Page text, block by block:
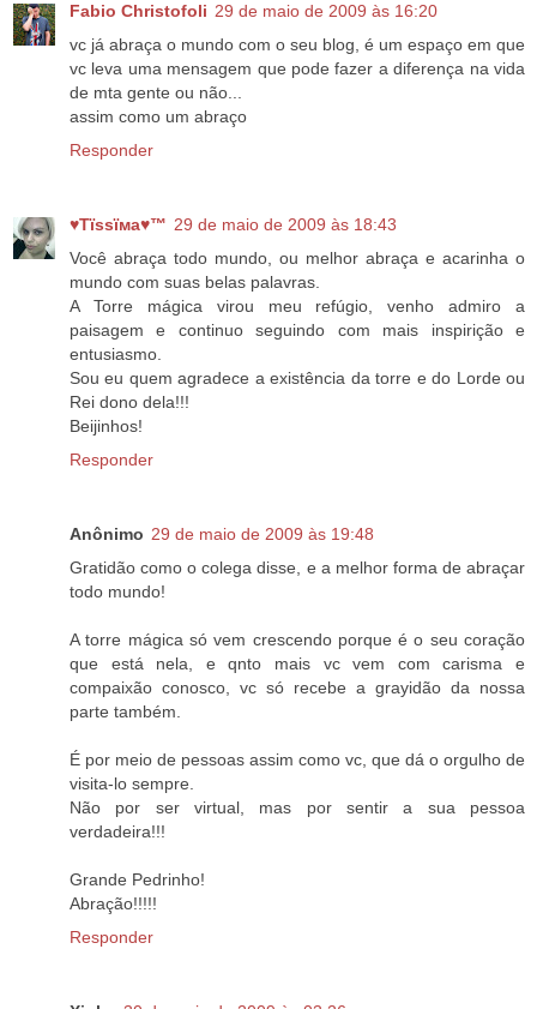
Fabio Christofoli 29 de maio de 2009 às 16:20
vc já abraça o mundo com o seu blog, é um espaço em que
vc leva uma mensagem que pode fazer a diferença na vida
de mta gente ou não...
assim como um abraço
Responder
♥Тїѕѕїмa♥™ 29 de maio de 2009 às 18:43
Você abraça todo mundo, ou melhor abraça e acarinha o
mundo com suas belas palavras.
A Torre mágica virou meu refúgio, venho admiro a
paisagem e continuo seguindo com mais inspirição e
entusiasmo.
Sou eu quem agradece a existência da torre e do Lorde ou
Rei dono dela!!!
Beijinhos!
Responder
Anônimo 29 de maio de 2009 às 19:48
Gratidão como o colega disse, e a melhor forma de abraçar
todo mundo!
A torre mágica só vem crescendo porque é o seu coração
que está nela, e qnto mais vc vem com carisma e
compaixão conosco, vc só recebe a grayidão da nossa
parte também.
É por meio de pessoas assim como vc, que dá o orgulho de
visita-lo sempre.
Não por ser virtual, mas por sentir a sua pessoa
verdadeira!!!
Grande Pedrinho!
Abração!!!!!
Responder